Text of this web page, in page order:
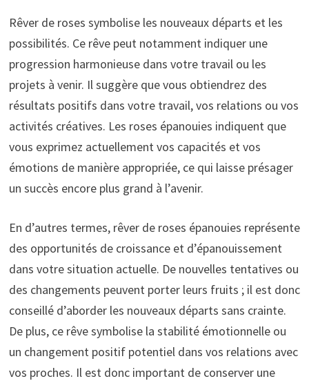
Rêver de roses symbolise les nouveaux départs et les
possibilités. Ce rêve peut notamment indiquer une
progression harmonieuse dans votre travail ou les
projets à venir. Il suggère que vous obtiendrez des
résultats positifs dans votre travail, vos relations ou vos
activités créatives. Les roses épanouies indiquent que
vous exprimez actuellement vos capacités et vos
émotions de manière appropriée, ce qui laisse présager
un succès encore plus grand à l’avenir.
En d’autres termes, rêver de roses épanouies représente
des opportunités de croissance et d’épanouissement
dans votre situation actuelle. De nouvelles tentatives ou
des changements peuvent porter leurs fruits ; il est donc
conseillé d’aborder les nouveaux départs sans crainte.
De plus, ce rêve symbolise la stabilité émotionnelle ou
un changement positif potentiel dans vos relations avec
vos proches. Il est donc important de conserver une